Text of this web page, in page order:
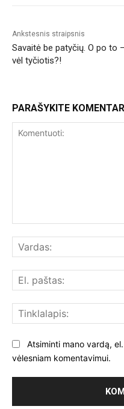
Ankstesnis straipsnis
Savaitė be patyčių. O po to –
vėl tyčiotis?!
PARAŠYKITE
Atsiminti mano vardą,
vėlesniam komentavimui.